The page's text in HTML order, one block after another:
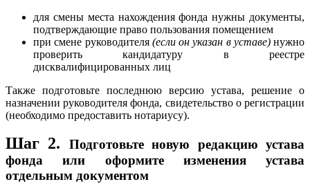
для смены места нахождения фонда нужны документы,
подтверждающие право пользования помещением
при смене руководителя (если он указан в уставе)нужно
проверить кандидатуру в реестре
дисквалифицированных лиц
Также подготовьте последнюю версию устава, решение о
назначении руководителя фонда, свидетельство о регистрации
(необходимо предоставить нотариусу).
Шаг 2.
Подготовьте новую редакцию устава
фонда или оформите изменения устава
отдельным документом